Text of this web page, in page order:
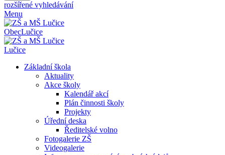
rozšířené vyhledávání
Menu
ObecLučice
Lučice
Základní škola
Aktuality
Akce školy
Kalendář akcí
Plán činnosti školy
Projekty
Úřední deska
Ředitelské volno
Fotogalerie ZŠ
Videogalerie